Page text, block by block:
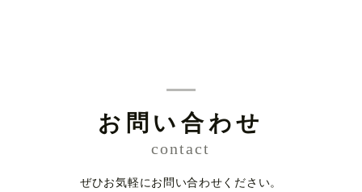
お問い合わせ
contact
ぜひお気軽にお問い合わせください。